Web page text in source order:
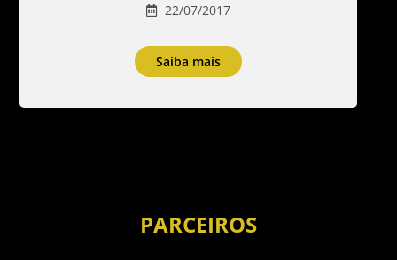
22/07/2017
Saiba mais
PARCEIROS